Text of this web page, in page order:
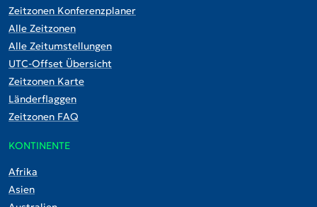
Zeitzonen Konferenzplaner
Alle Zeitzonen
Alle Zeitumstellungen
UTC-Offset Übersicht
Zeitzonen Karte
Länderflaggen
Zeitzonen FAQ
KONTINENTE
Afrika
Asien